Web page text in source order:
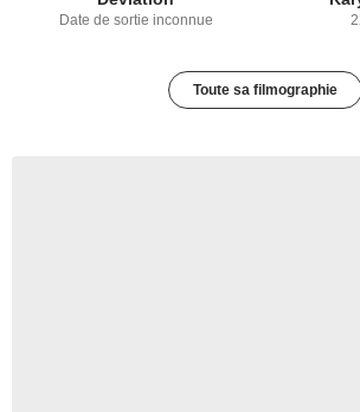
Date de sortie inconnue
Toute sa filmographie